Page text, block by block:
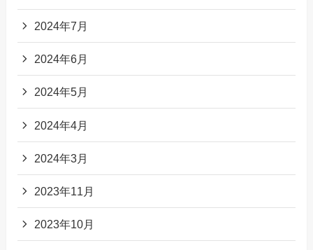
2024年7月
2024年6月
2024年5月
2024年4月
2024年3月
2023年11月
2023年10月